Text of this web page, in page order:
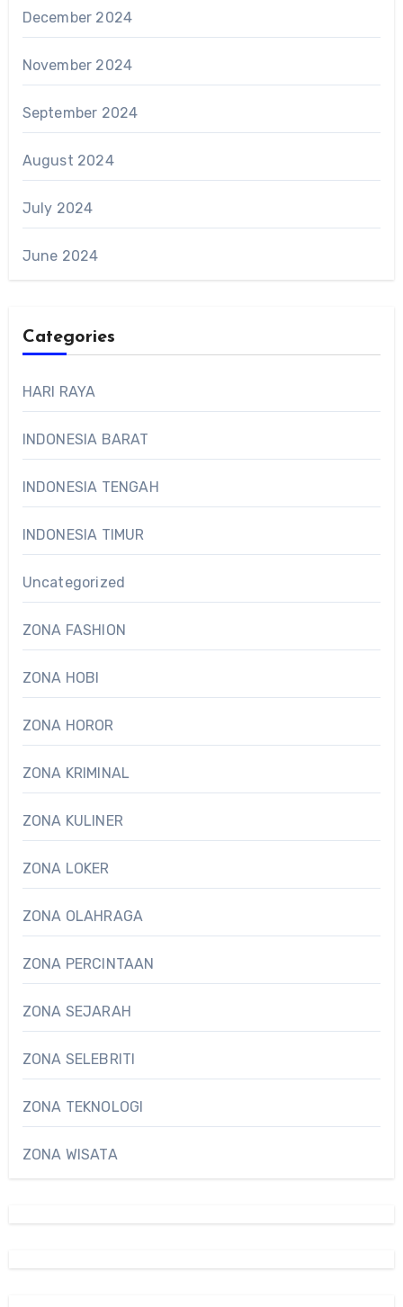
December 2024
November 2024
September 2024
August 2024
July 2024
June 2024
Categories
HARI RAYA
INDONESIA BARAT
INDONESIA TENGAH
INDONESIA TIMUR
Uncategorized
ZONA FASHION
ZONA HOBI
ZONA HOROR
ZONA KRIMINAL
ZONA KULINER
ZONA LOKER
ZONA OLAHRAGA
ZONA PERCINTAAN
ZONA SEJARAH
ZONA SELEBRITI
ZONA TEKNOLOGI
ZONA WISATA